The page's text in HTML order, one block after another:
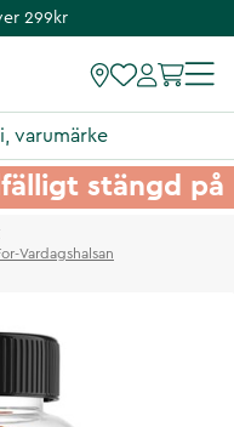
299kr
stängd
Vardagshalsan